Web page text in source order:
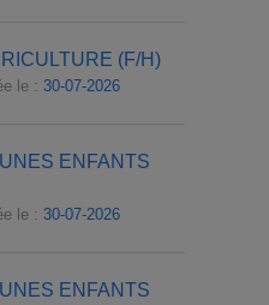
(F/H)
le : 30-07-2026
ENFANTS
le : 30-07-2026
ENFANTS